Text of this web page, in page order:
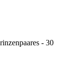
- 30